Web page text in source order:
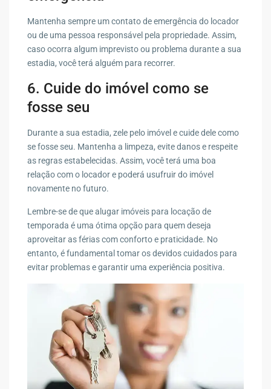
Mantenha sempre um contato de emergência do locador
ou de uma pessoa responsável pela propriedade. Assim,
caso ocorra algum imprevisto ou problema durante a sua
estadia, você terá alguém para recorrer.
6. Cuide do imóvel como se
fosse seu
Durante a sua estadia, zele pelo imóvel e cuide dele como
se fosse seu. Mantenha a limpeza, evite danos e respeite
as regras estabelecidas. Assim, você terá uma boa
relação com o locador e poderá usufruir do imóvel
novamente no futuro.
Lembre-se de que alugar imóveis para locação de
temporada é uma ótima opção para quem deseja
aproveitar as férias com conforto e praticidade. No
entanto, é fundamental tomar os devidos cuidados para
evitar problemas e garantir uma experiência positiva.